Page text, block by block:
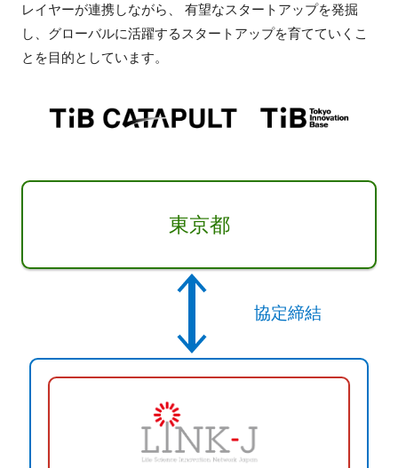
レイヤーが連携しながら、 有望なスタートアップを発掘
し、グローバルに活躍するスタートアップを育てていくこ
とを目的としています。
東京都
協定締結